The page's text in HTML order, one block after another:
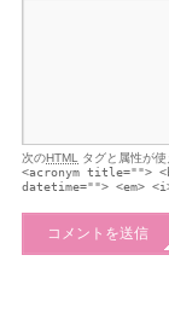
次のHTML タグと属性が
<acronym title="">
datetime=""> <em>